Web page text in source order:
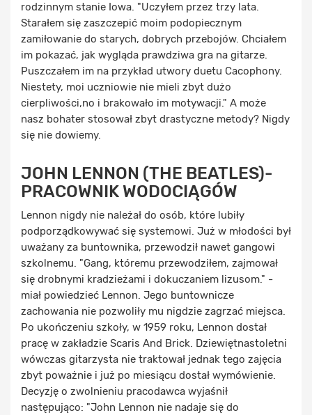
rodzinnym stanie Iowa. "Uczyłem przez trzy lata.
Starałem się zaszczepić moim podopiecznym
zamiłowanie do starych, dobrych przebojów. Chciałem
im pokazać, jak wygląda prawdziwa gra na gitarze.
Puszczałem im na przykład utwory duetu Cacophony.
Niestety, moi uczniowie nie mieli zbyt dużo
cierpliwości,no i brakowało im motywacji." A może
nasz bohater stosował zbyt drastyczne metody? Nigdy
się nie dowiemy.
JOHN LENNON (THE BEATLES)-
PRACOWNIK WODOCIĄGÓW
Lennon nigdy nie należał do osób, które lubiły
podporządkowywać się systemowi. Już w młodości był
uważany za buntownika, przewodził nawet gangowi
szkolnemu. "Gang, któremu przewodziłem, zajmował
się drobnymi kradzieżami i dokuczaniem lizusom." -
miał powiedzieć Lennon. Jego buntownicze
zachowania nie pozwoliły mu nigdzie zagrzać miejsca.
Po ukończeniu szkoły, w 1959 roku, Lennon dostał
pracę w zakładzie Scaris And Brick. Dziewiętnastoletni
wówczas gitarzysta nie traktował jednak tego zajęcia
zbyt poważnie i już po miesiącu dostał wymówienie.
Decyzję o zwolnieniu pracodawca wyjaśnił
następująco: "John Lennon nie nadaje się do